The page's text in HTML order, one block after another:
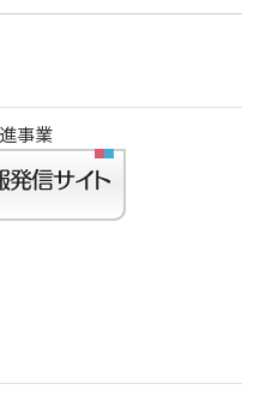
事業